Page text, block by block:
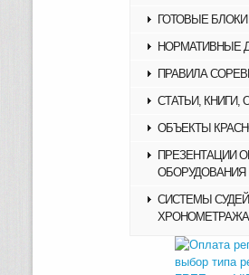
ГОТОВЫЕ БЛОКИ
НОРМАТИВНЫЕ
ПРАВИЛА
СТАТЬИ, КНИГИ,
ОБЪЕКТЫ
ПРЕЗЕНТАЦИИ
ОБОРУДОВАНИЯ
СИСТЕМЫ